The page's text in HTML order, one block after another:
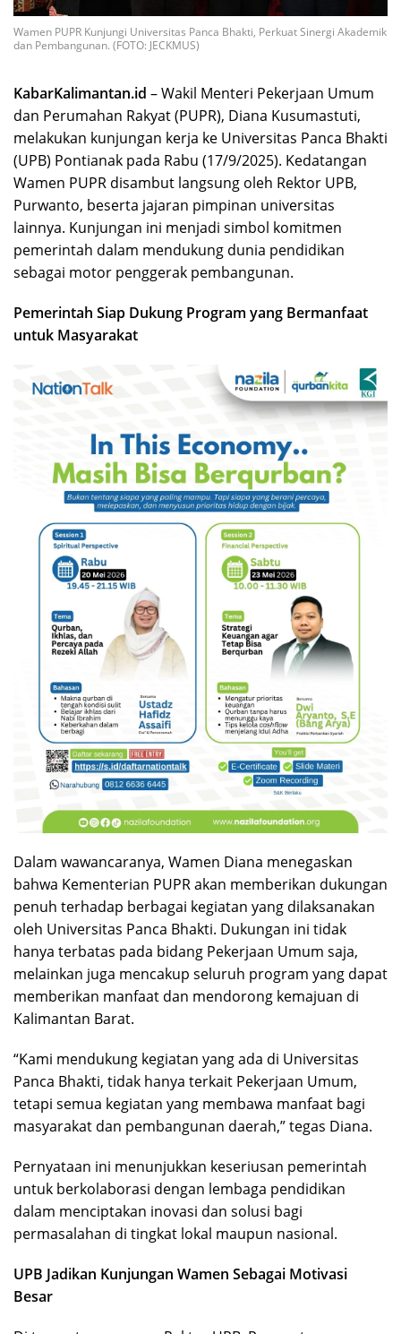
Wamen PUPR Kunjungi Universitas Panca Bhakti, Perkuat Sinergi Akademik
dan Pembangunan. (FOTO: JECKMUS)
KabarKalimantan.id – Wakil Menteri Pekerjaan Umum
dan Perumahan Rakyat (PUPR), Diana Kusumastuti,
melakukan kunjungan kerja ke Universitas Panca Bhakti
(UPB) Pontianak pada Rabu (17/9/2025). Kedatangan
Wamen PUPR disambut langsung oleh Rektor UPB,
Purwanto, beserta jajaran pimpinan universitas
lainnya. Kunjungan ini menjadi simbol komitmen
pemerintah dalam mendukung dunia pendidikan
sebagai motor penggerak pembangunan.
Pemerintah Siap Dukung Program yang Bermanfaat
untuk Masyarakat
Dalam wawancaranya, Wamen Diana menegaskan
bahwa Kementerian PUPR akan memberikan dukungan
penuh terhadap berbagai kegiatan yang dilaksanakan
oleh Universitas Panca Bhakti. Dukungan ini tidak
hanya terbatas pada bidang Pekerjaan Umum saja,
melainkan juga mencakup seluruh program yang dapat
memberikan manfaat dan mendorong kemajuan di
Kalimantan Barat.
“Kami mendukung kegiatan yang ada di Universitas
Panca Bhakti, tidak hanya terkait Pekerjaan Umum,
tetapi semua kegiatan yang membawa manfaat bagi
masyarakat dan pembangunan daerah,” tegas Diana.
Pernyataan ini menunjukkan keseriusan pemerintah
untuk berkolaborasi dengan lembaga pendidikan
dalam menciptakan inovasi dan solusi bagi
permasalahan di tingkat lokal maupun nasional.
UPB Jadikan Kunjungan Wamen Sebagai Motivasi
Besar